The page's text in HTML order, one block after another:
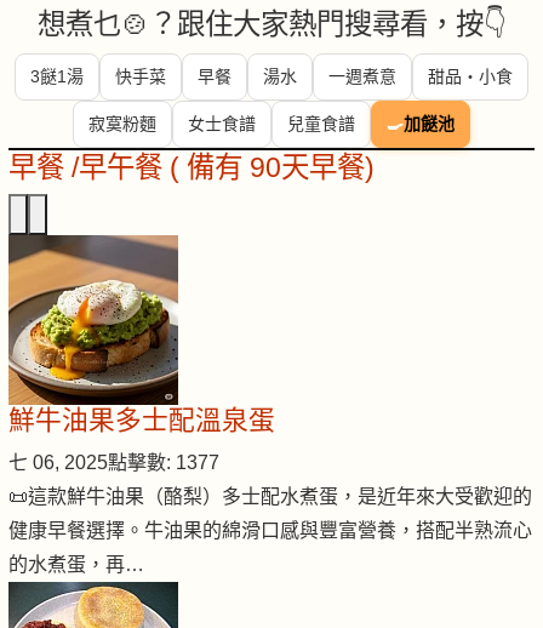
想煮乜🍲？跟住大家熱門搜尋看，按👇
3餸1湯 快手菜 早餐 湯水 一週煮意 甜品・小食
寂寞粉麵 女士食譜 兒童食譜 🍳加餸池
早餐 /早午餐 ( 備有 90天早餐)
鮮牛油果多士配溫泉蛋
七 06, 2025點擊數: 1377
📜這款鮮牛油果（酪梨）多士配水煮蛋，是近年來大受歡迎的
健康早餐選擇。牛油果的綿滑口感與豐富營養，搭配半熟流心
的水煮蛋，再…